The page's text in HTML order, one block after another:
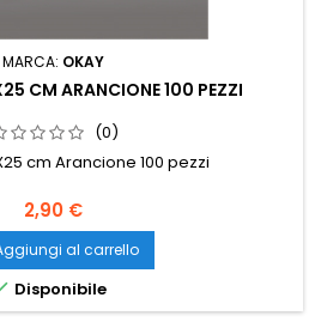
MARCA: OKAY
CM ARANCIONE 100 PEZZI
(0)
cm Arancione 100 pezzi
Prezzo
2,90 €
al carrello
Disponibile